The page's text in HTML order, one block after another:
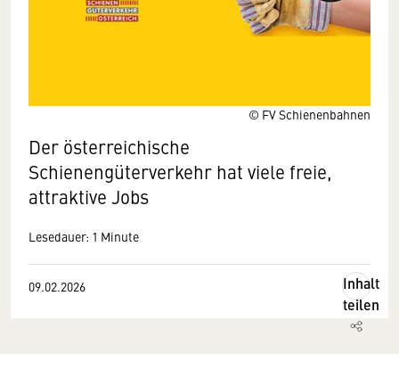
© FV Schienenbahnen
Der österreichische
Schienengüterverkehr hat viele freie,
attraktive Jobs
Lesedauer: 1 Minute
09.02.2026
Inhalt
teilen